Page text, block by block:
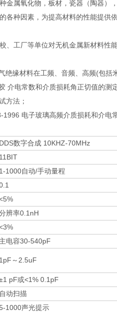
金属氧化物，板材，瓷器（陶器）
各种因素，为提高材料的性能提供依
、工厂等单位对无机金属新材料性能
绝缘材料在工频、音频、高频(包括
介电常数和介质损耗角正切值的测
方法；
电子玻璃高频介质损耗和介电
DDS数字合成 10KHZ-70MHz
11BIT
1-1000自动/手动量程
辨率0.1nH
主电容30-540pF
1pF～2.5uF
pF或<1% 0.1pF
自动扫描
1000声光提示